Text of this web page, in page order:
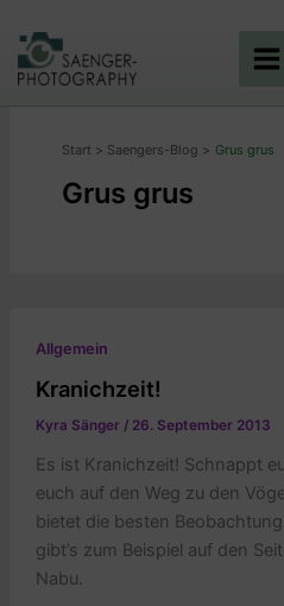
Inhalt
springen
Start Saengers-Blog Grus grus
Grus grus
Allgemein
Kranichzeit!
Kyra Sänger / 26. September 2013
Es ist Kranichzeit! Schnappt
euch auf den Weg zu den
bietet die besten
gibt’s zum Beispiel auf den
Nabu.